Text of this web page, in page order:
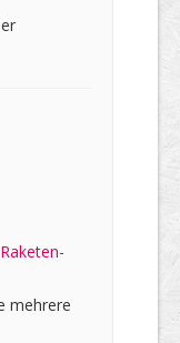
mehrere